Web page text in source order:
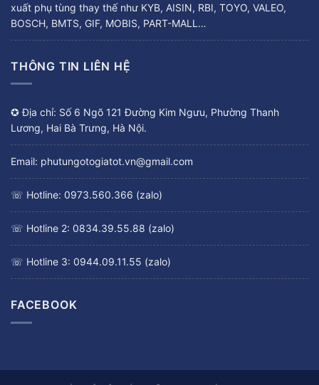
xuất phụ tùng thay thế như KYB, AISIN, RBI, TOYO, VALEO,
BOSCH, BMTS, GIF, MOBIS, PART-MALL…
THÔNG TIN LIÊN HỆ
✪ Địa chỉ: Số 6 Ngõ 121 Đường Kim Ngưu, Phường Thanh
Lương, Hai Bà Trưng, Hà Nội.
Email: phutungotogiatot.vn@gmail.com
☏ Hotline: 0973.560.366 (zalo)
☏ Hotline 2: 0834.39.55.88 (zalo)
☏ Hotline 3: 0944.09.11.55 (zalo)
FACEBOOK